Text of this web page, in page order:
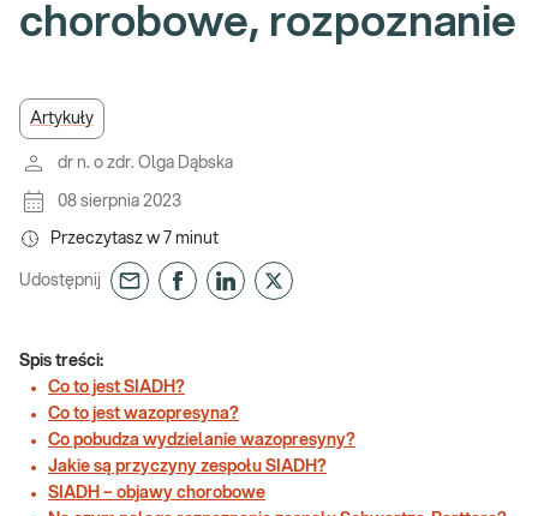
chorobowe, rozpoznanie
Artykuły
dr n. o zdr. Olga Dąbska
08 sierpnia 2023
Przeczytasz w 7 minut
Udostępnij
Spis treści:
Co to jest SIADH?
Co to jest wazopresyna?
Co pobudza wydzielanie wazopresyny?
Jakie są przyczyny zespołu SIADH?
SIADH – objawy chorobowe